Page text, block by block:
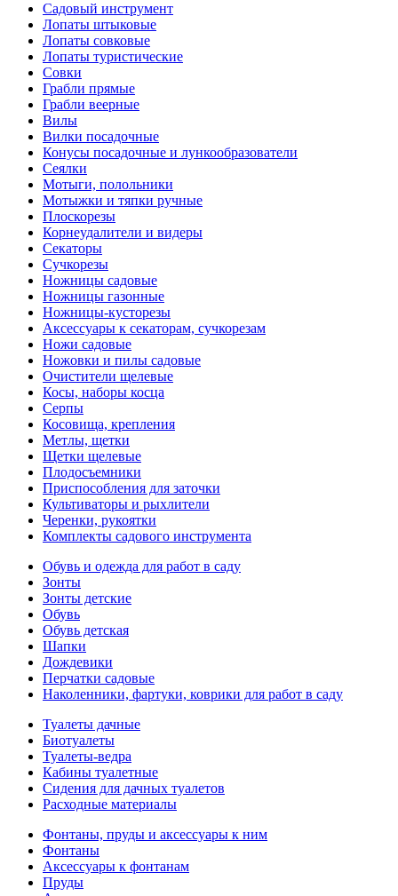
Садовый инструмент
Лопаты штыковые
Лопаты совковые
Лопаты туристические
Совки
Грабли прямые
Грабли веерные
Вилы
Вилки посадочные
Конусы посадочные и лункообразователи
Сеялки
Мотыги, полольники
Мотыжки и тяпки ручные
Плоскорезы
Корнеудалители и видеры
Секаторы
Сучкорезы
Ножницы садовые
Ножницы газонные
Ножницы-кусторезы
Аксессуары к секаторам, сучкорезам
Ножи садовые
Ножовки и пилы садовые
Очистители щелевые
Косы, наборы косца
Серпы
Косовища, крепления
Метлы, щетки
Щетки щелевые
Плодосъемники
Приспособления для заточки
Культиваторы и рыхлители
Черенки, рукоятки
Комплекты садового инструмента
Обувь и одежда для работ в саду
Зонты
Зонты детские
Обувь
Обувь детская
Шапки
Дождевики
Перчатки садовые
Наколенники, фартуки, коврики для работ в саду
Туалеты дачные
Биотуалеты
Туалеты-ведра
Кабины туалетные
Сидения для дачных туалетов
Расходные материалы
Фонтаны, пруды и аксессуары к ним
Фонтаны
Аксессуары к фонтанам
Пруды